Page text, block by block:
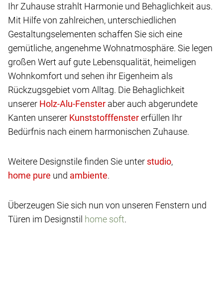
Ihr Zuhause strahlt Harmonie und Behaglichkeit aus.
Mit Hilfe von zahlreichen, unterschiedlichen
Gestaltungselementen schaffen Sie sich eine
gemütliche, angenehme Wohnatmosphäre. Sie legen
großen Wert auf gute Lebensqualität, heimeligen
Wohnkomfort und sehen ihr Eigenheim als
Rückzugsgebiet vom Alltag. Die Behaglichkeit
unserer
aber auch abgerundete
Kanten unserer
erfüllen Ihr
Bedürfnis nach einem harmonischen Zuhause.
Weitere Designstile finden Sie unter
,
und
.
Überzeugen Sie sich nun von unseren Fenstern und
Türen im Designstil home soft.